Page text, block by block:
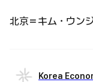
北京＝キム・ウン
Korea